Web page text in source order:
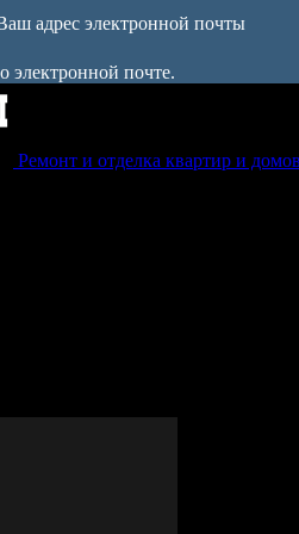
адрес электронной почты
электронной почте.
Ремонт и отделка квартир и